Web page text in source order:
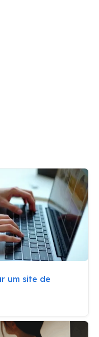
um site de